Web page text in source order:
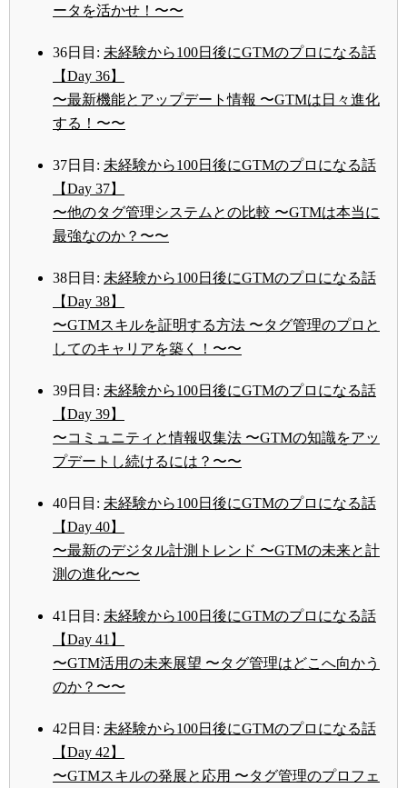
ータを活かせ！〜〜
36日目: 未経験から100日後にGTMのプロになる話
【Day 36】
〜最新機能とアップデート情報 〜GTMは日々進化
する！〜〜
37日目: 未経験から100日後にGTMのプロになる話
【Day 37】
〜他のタグ管理システムとの比較 〜GTMは本当に
最強なのか？〜〜
38日目: 未経験から100日後にGTMのプロになる話
【Day 38】
〜GTMスキルを証明する方法 〜タグ管理のプロと
してのキャリアを築く！〜〜
39日目: 未経験から100日後にGTMのプロになる話
【Day 39】
〜コミュニティと情報収集法 〜GTMの知識をアッ
プデートし続けるには？〜〜
40日目: 未経験から100日後にGTMのプロになる話
【Day 40】
〜最新のデジタル計測トレンド 〜GTMの未来と計
測の進化〜〜
41日目: 未経験から100日後にGTMのプロになる話
【Day 41】
〜GTM活用の未来展望 〜タグ管理はどこへ向かう
のか？〜〜
42日目: 未経験から100日後にGTMのプロになる話
【Day 42】
〜GTMスキルの発展と応用 〜タグ管理のプロフェ